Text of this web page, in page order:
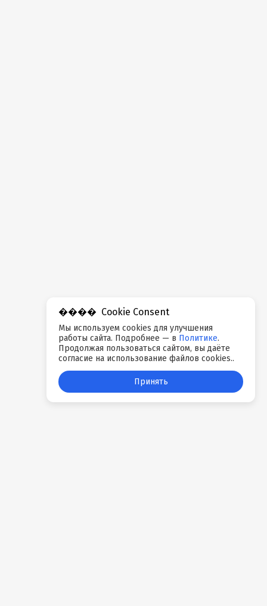
Cookie Consent
Мы используем cookies для улучшения
работы сайта. Подробнее — в Политике.
Продолжая пользоваться сайтом, вы даёте
согласие на использование файлов cookies..
Принять